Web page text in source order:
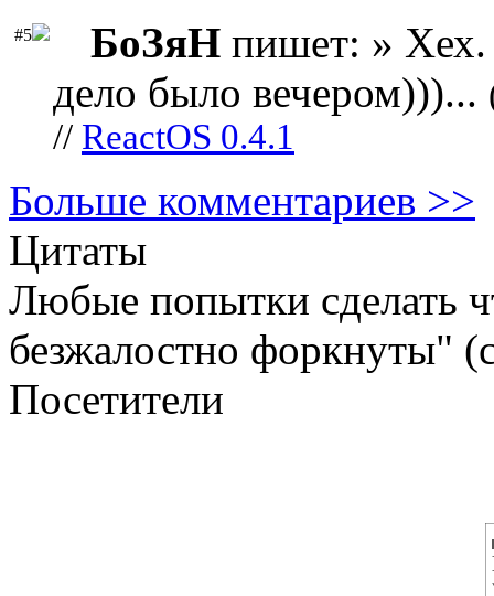
#5 БоЗяН пишет: » Хех.
дело было вечером)))...
// ReactOS 0.4.1
Больше комментариев >>
Цитаты
Любые попытки сделать
безжалостно форкнуты"
Посетители